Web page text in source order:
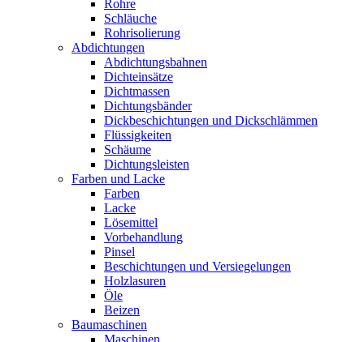
Rohre
Schläuche
Rohrisolierung
Abdichtungen
Abdichtungsbahnen
Dichteinsätze
Dichtmassen
Dichtungsbänder
Dickbeschichtungen und Dickschlämmen
Flüssigkeiten
Schäume
Dichtungsleisten
Farben und Lacke
Farben
Lacke
Lösemittel
Vorbehandlung
Pinsel
Beschichtungen und Versiegelungen
Holzlasuren
Öle
Beizen
Baumaschinen
Maschinen